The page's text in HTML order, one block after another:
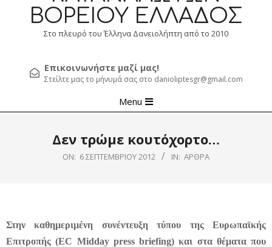
ΒΟΡΕΊΟΥ ΕΛΛΆΔΟΣ
Στο πλευρό του Έλληνα Δανειολήπτη από το 2010
Επικοινωνήστε μαζί μας!
Στείλτε μας το μήνυμά σας στο danioliptesgr@gmail.com
Navigation
Menu
Δεν τρώμε κουτόχορτο…
ON: 6 ΣΕΠΤΕΜΒΡΊΟΥ 2012 IN: ΆΡΘΡΑ
Στην καθημεριμένη συνέντευξη τύπου της Ευρωπαϊκής
Επιτροπής (EC Midday press briefing) και στα θέματα που